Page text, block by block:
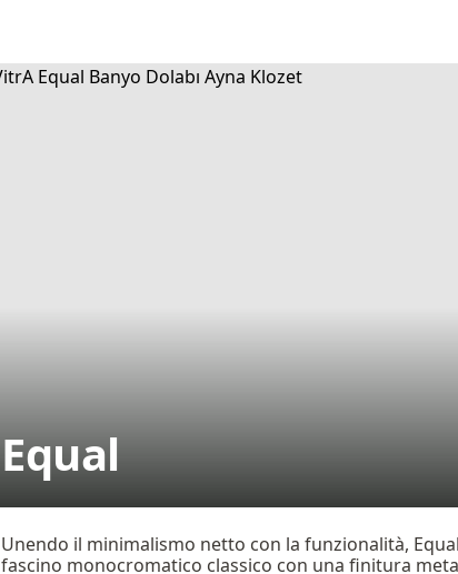
Equal
Unendo il minimalismo netto con la funzionalità,
fascino monocromatico classico con una finitura